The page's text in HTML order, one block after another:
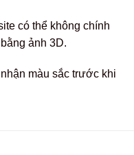
có thể không chính
ảnh 3D.
màu sắc trước khi